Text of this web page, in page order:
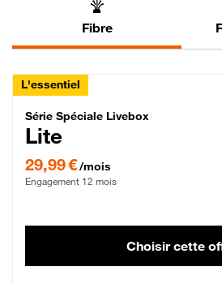
Fibre
L'essentiel
Série Spéciale
Série Spéciale Livebox
Lite
29,99 €/mois
Engagement 12 mois
Choisir cette